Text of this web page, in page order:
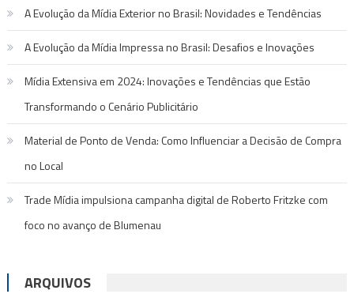
A Evolução da Mídia Exterior no Brasil: Novidades e Tendências
A Evolução da Mídia Impressa no Brasil: Desafios e Inovações
Mídia Extensiva em 2024: Inovações e Tendências que Estão
Transformando o Cenário Publicitário
Material de Ponto de Venda: Como Influenciar a Decisão de Compra
no Local
Trade Mídia impulsiona campanha digital de Roberto Fritzke com
foco no avanço de Blumenau
ARQUIVOS